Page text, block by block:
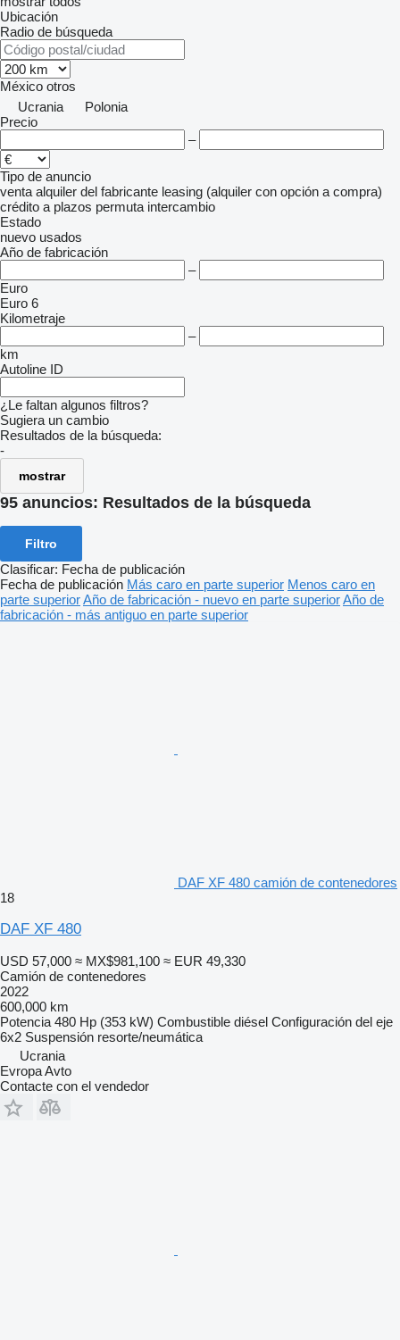
Ubicación
Radio de búsqueda
México otros
Ucrania
Polonia
Precio
–
Tipo de anuncio
venta alquiler del fabricante leasing (alquiler con opción a compra)
crédito a plazos permuta intercambio
Estado
nuevo usados
Año de fabricación
–
Euro
Euro 6
Kilometraje
–
km
Autoline ID
¿Le faltan algunos filtros?
Sugiera un cambio
Resultados de la búsqueda:
-
mostrar
95 anuncios: Resultados de la búsqueda
Filtro
Clasificar: Fecha de publicación
Fecha de publicación Más caro en parte superior Menos caro en
parte superiorAño de fabricación - nuevo en parte superiorAño de
fabricación - más antiguo en parte superior
DAF XF 480 camión de contenedores
18
DAF XF 480
USD 57,000 ≈ MX$981,100 ≈ EUR 49,330
Camión de contenedores
2022
600,000 km
Potencia 480 Hp (353 kW) Combustible diésel Configuración del eje
6x2 Suspensión resorte/neumática
Ucrania
Evropa Avto
Contacte con el vendedor